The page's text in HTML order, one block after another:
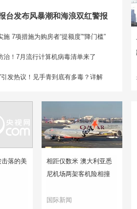
台发布风暴潮和海浪双红警报
7项措施为购房者“提额度”“降门槛”
治！7月流行计算机病毒清单来了
引发热议！见手青到底有多毒？详解
落的美
相距仅数米 澳大利亚悉
尼机场两架客机险相撞
国际新闻